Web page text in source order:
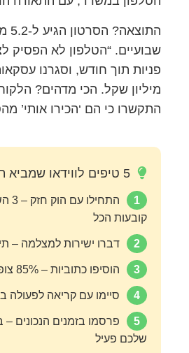
מיליון שקל. הכי מדהים?
התקשרו כי הם ‘הכירו אותי’
5 טיפים לווידאו שמביא תוצאות
1
קובעות הכל
2 דברו ישירות למצלמה –
3 הוסיפו כתוביות – 85% צופים בלי קול
4 סיימו עם קריאה לפעולה
5
פרסמו בזמנים הנכונים
שלכם פעיל